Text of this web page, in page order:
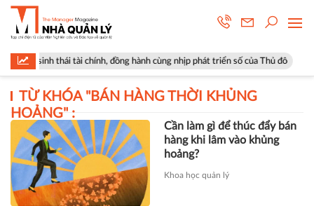
hệ sinh thái tài chính, đồng hành cùng nhịp phát triển số của Thủ đô
TỪ KHÓA " BÁN HÀNG THỜI KHỦNG
HOẢNG" :
Cần làm gì để thúc đẩy bán
hàng khi lâm vào khủng
hoảng?
Khoa học quản lý